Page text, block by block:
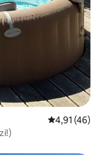
4,91 de uma
4,91 (46)